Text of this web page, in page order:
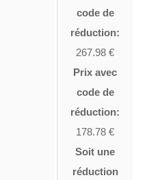
code de
réduction:
267.98 €
Prix avec
code de
réduction:
178.78 €
Soit une
réduction